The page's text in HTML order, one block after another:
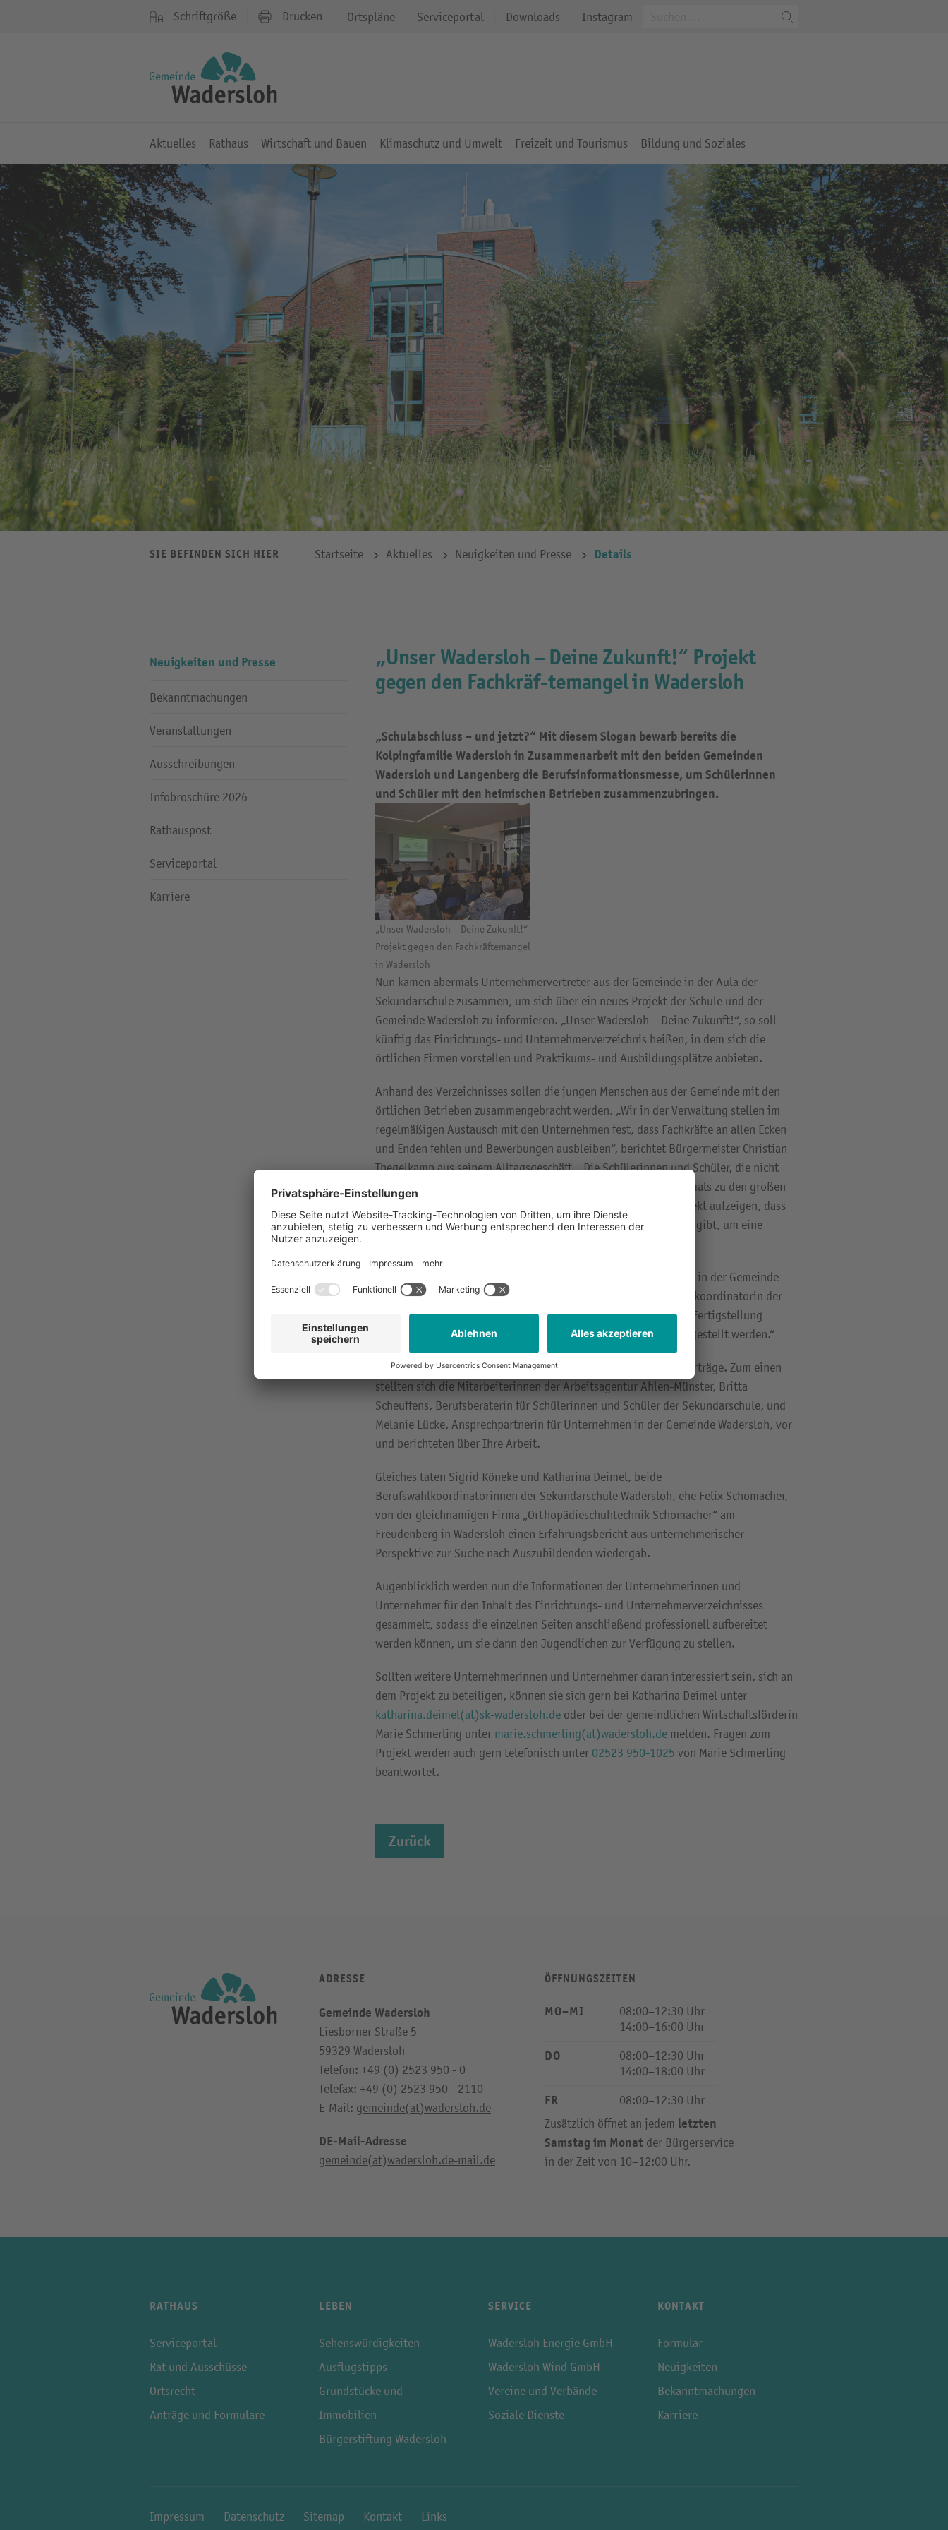
Schriftgröße Drucken Ortspläne Serviceportal Downloads Instagram
Aktuelles Rathaus Wirtschaft und Bauen Klimaschutz und Umwelt Freizeit und Tourismus Bildung und Soziales
SIE BEFINDEN SICH HIER Startseite Aktuelles Neuigkeiten und Presse Details
Neuigkeiten und Presse
Bekanntmachungen
Veranstaltungen
Ausschreibungen
Infobroschüre 2026
Rathauspost
Serviceportal
Karriere
„Unser Wadersloh – Deine Zukunft!“ Projekt
gegen den Fachkräf-temangel in Wadersloh
„Schulabschluss – und jetzt?“ Mit diesem Slogan bewarb bereits die
Kolpingfamilie Wadersloh in Zusammenarbeit mit den beiden Gemeinden
Wadersloh und Langenberg die Berufsinformationsmesse, um Schülerinnen
und Schüler mit den heimischen Betrieben zusammenzubringen.
„Unser Wadersloh – Deine Zukunft!“
Projekt gegen den Fachkräftemangel
in Wadersloh
Nun kamen abermals Unternehmervertreter aus der Gemeinde in der Aula der
Sekundarschule zusammen, um sich über ein neues Projekt der Schule und der
Gemeinde Wadersloh zu informieren. „Unser Wadersloh – Deine Zukunft!“, so soll
künftig das Einrichtungs- und Unternehmerverzeichnis heißen, in dem sich die
örtlichen Firmen vorstellen und Praktikums- und Ausbildungsplätze anbieten.
Anhand des Verzeichnisses sollen die jungen Menschen aus der Gemeinde mit den
örtlichen Betrieben zusammengebracht werden. „Wir in der Verwaltung stellen im
regelmäßigen Austausch mit den Unternehmen fest, dass Fachkräfte an allen Ecken
und Enden fehlen und Bewerbungen ausbleiben“, berichtet Bürgermeister Christian
Thegelkamp aus seinem Alltagsgeschäft. „Die Schülerinnen und Schüler, die nicht
den Weg über das Abitur zum Studium einschlagen, zieht es oftmals zu den großen
Firmen in den Nachbarkommunen. Wir möchten mit diesem Projekt aufzeigen, dass
es tolle und vielseitige Möglichkeiten auch in unserer Gemeinde gibt, um eine
„Viele Schülerinnen und Schüler wissen nicht, welche Berufe sie in der Gemeinde
Wadersloh erlernen können“, weiß Katharina Deimel, Berufswahlkoordinatorin der
Sekundarschule Wadersloh. „Der Unternehmerkatalog soll nach Fertigstellung
gezielt im Unterricht eingesetzt und im Internet zur Verfügung gestellt werden.“
Abgerundet wurde die Veranstaltung durch verschiedene Kurzvorträge. Zum einen
stellten sich die Mitarbeiterinnen der Arbeitsagentur Ahlen-Münster, Britta
Scheuffens, Berufsberaterin für Schülerinnen und Schüler der Sekundarschule, und
Melanie Lücke, Ansprechpartnerin für Unternehmen in der Gemeinde Wadersloh, vor
und berichteten über Ihre Arbeit.
Gleiches taten Sigrid Köneke und Katharina Deimel, beide
Berufswahlkoordinatorinnen der Sekundarschule Wadersloh, ehe Felix Schomacher,
von der gleichnamigen Firma „Orthopädieschuhtechnik Schomacher“ am
Freudenberg in Wadersloh einen Erfahrungsbericht aus unternehmerischer
Perspektive zur Suche nach Auszubildenden wiedergab.
Augenblicklich werden nun die Informationen der Unternehmerinnen und
Unternehmer für den Inhalt des Einrichtungs- und Unternehmerverzeichnisses
gesammelt, sodass die einzelnen Seiten anschließend professionell aufbereitet
werden können, um sie dann den Jugendlichen zur Verfügung zu stellen.
Sollten weitere Unternehmerinnen und Unternehmer daran interessiert sein, sich an
dem Projekt zu beteiligen, können sie sich gern bei Katharina Deimel unter
katharina.deimel(at)sk-wadersloh.deoder bei der gemeindlichen Wirtschaftsförderin
Marie Schmerling unter marie.schmerling(at)wadersloh.demelden. Fragen zum
Projekt werden auch gern telefonisch unter 02523 950-1025 von Marie Schmerling
beantwortet.
Zurück
ADRESSE
Gemeinde Wadersloh
Liesborner Straße 5
59329 Wadersloh
Telefon: +49 (0) 2523 950 - 0
Telefax: +49 (0) 2523 950 - 2110
E-Mail: gemeinde(at)wadersloh.de
DE-Mail-Adresse
gemeinde(at)wadersloh.de-mail.de
ÖFFNUNGSZEITEN
MO–MI
08:00–12:30 Uhr
14:00–16:00 Uhr
DO
08:00–12:30 Uhr
14:00–18:00 Uhr
FR
08:00–12:30 Uhr
Zusätzlich öffnet an jedem letzten
Samstag im Monatder Bürgerservice
in der Zeit von 10–12:00 Uhr.
RATHAUS
Serviceportal
Rat und Ausschüsse
Ortsrecht
Anträge und Formulare
LEBEN
Sehenswürdigkeiten
Ausflugstipps
Grundstücke und
Immobilien
Bürgerstiftung Wadersloh
SERVICE
Wadersloh Energie GmbH
Wadersloh Wind GmbH
Vereine und Verbände
Soziale Dienste
KONTAKT
Formular
Neuigkeiten
Bekanntmachungen
Karriere
Impressum Datenschutz Sitemap Kontakt Links